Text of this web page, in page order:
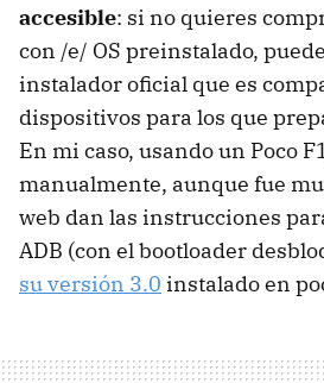
accesible: si no quieres
con /e/ OS preinstalado,
instalador oficial que es
dispositivos para los que
En mi caso, usando un Poco
manualmente, aunque fue
web dan las instrucciones
ADB (con el bootloader
su versión 3.0 instalado en